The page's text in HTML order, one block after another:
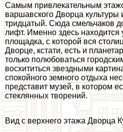
Самым привлекательным
варшавского Дворца культуры
тридцатый. Сюда смельчаков
лифт. Именно здесь находится
площадка, с которой вся
Дворце, кстати, есть и
только полюбоваться
восхититься звездными
спокойного земного отдыха
представит музей, в котором
стеклянных творений.
Вид с верхнего этажа Дворца